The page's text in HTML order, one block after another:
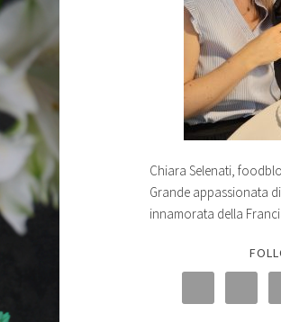
Chiara Selenati,
Grande appassionata
innamorata della